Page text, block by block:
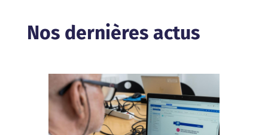
Nos dernières actus